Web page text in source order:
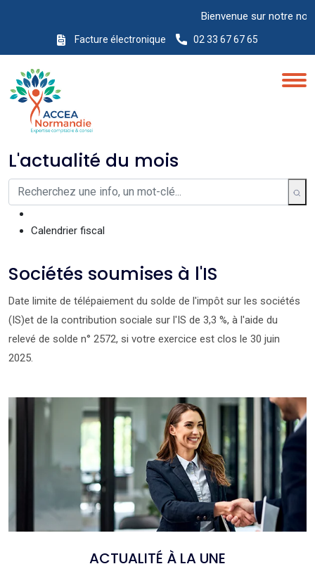
Bienvenue sur notre
Facture électronique 02 33 67 67 65
L'actualité du mois
Calendrier fiscal
Sociétés soumises à l'IS
Date limite de télépaiement du solde de l'impôt sur les sociétés
(IS)et de la contribution sociale sur l'IS de 3,3 %, à l'aide du
relevé de solde n° 2572, si votre exercice est clos le 30 juin
2025.
ACTUALITÉ À LA UNE